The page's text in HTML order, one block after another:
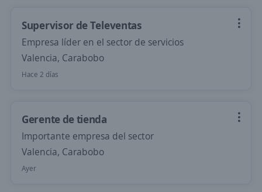
Supervisor de Televentas
Empresa líder en el sector de servicios
Valencia, Carabobo
Hace 2 días
Gerente de tienda
Importante empresa del sector
Valencia, Carabobo
Ayer